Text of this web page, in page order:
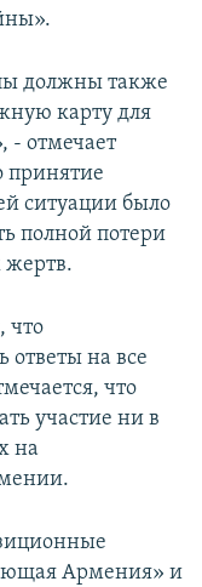
должны также
карту для
- отмечает
принятие
ситуации было
полной потери
жертв.
что
ответы на все
что
участие ни в
на
Армения» и